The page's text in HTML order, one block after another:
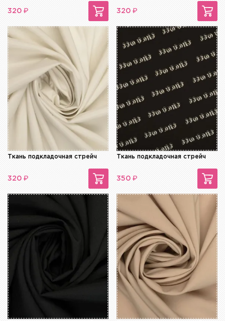
320 ₽ 320 ₽
Ткань подкладочная стрейч
320 ₽
Ткань подкладочная стрейч
350 ₽